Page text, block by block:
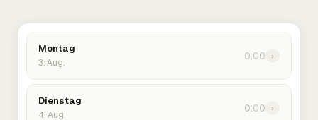
Montag
3. Aug.
0:00 ›
Dienstag
4. Aug.
0:00 ›